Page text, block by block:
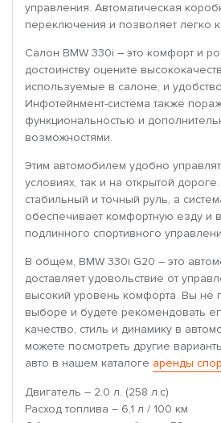
управления. Автоматическая
переключения и позволяет легко
Салон BMW 330i – это комфорт и
достоинству оцените
используемые в салоне, и
Инфотейнмент-система также
функциональностью и
возможностями.
Этим автомобилем удобно
условиях, так и на открытой
стабильный и точный руль, а
обеспечивает комфортную езду и
подлинного спортивного
В общем, BMW 330i G20 – это
доставляет удовольствие от
высокий уровень комфорта. Вы не
выборе и будете рекомендовать
качество, стиль и динамику в
можете посмотреть другие
авто в нашем каталоге аренды
Двигатель – 2.0 л. (258 л.с)
Расход топлива – 6,1 л / 100 км